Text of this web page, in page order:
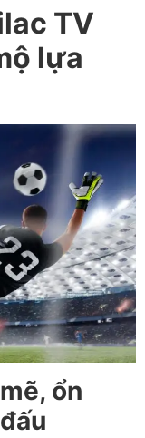
TV
lựa
ổn